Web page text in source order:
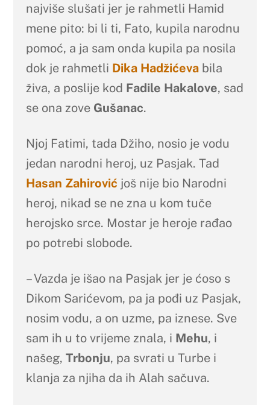
najviše slušati jer je rahmetli Hamid
mene pito: bi li ti, Fato, kupila narodnu
pomoć, a ja sam onda kupila pa nosila
dok je rahmetli Dika Hadžićevabila
živa, a poslije kod Fadile Hakalove, sad
se ona zove Gušanac.
Njoj Fatimi, tada Džiho, nosio je vodu
jedan narodni heroj, uz Pasjak. Tad
Hasan Zahirović još nije bio Narodni
heroj, nikad se ne zna u kom tuče
herojsko srce. Mostar je heroje rađao
po potrebi slobode.
– Vazda je išao na Pasjak jer je ćoso s
Dikom Sarićevom, pa ja pođi uz Pasjak,
nosim vodu, a on uzme, pa iznese. Sve
sam ih u to vrijeme znala, i Mehu, i
našeg, Trbonju, pa svrati u Turbe i
klanja za njiha da ih Alah sačuva.